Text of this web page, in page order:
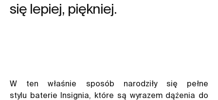
się lepiej, piękniej.
W ten właśnie sposób narodziły się pełne
stylu baterie Insignia , które są wyrazem dążenia do